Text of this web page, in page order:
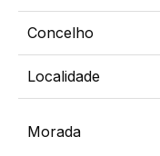
Concelho
Localidade
Morada